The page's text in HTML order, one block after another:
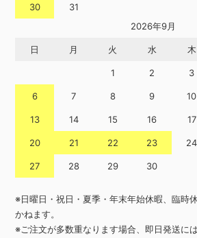
30
31
2026年9月
日 月 火 水 木
1 2 3
6 7 8 9 10
13 14 15 16 17
20 21 22 23 24
27 28 29 30
※日曜日・祝日・夏季・年末年始休暇、臨時
かねます。
※ご注文が多数重なります場合、即日発送に